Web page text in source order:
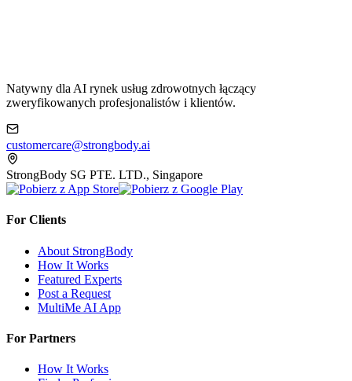
Natywny dla AI rynek usług zdrowotnych łączący
zweryfikowanych profesjonalistów i klientów.
customercare@strongbody.ai
StrongBody SG PTE. LTD., Singapore
For Clients
About StrongBody
How It Works
Featured Experts
Post a Request
MultiMe AI App
For Partners
How It Works